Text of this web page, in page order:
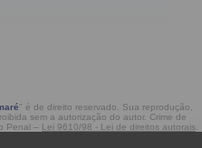
" é de direito reservado. Sua reprodução,
sem a autorização do autor. Crime de
Penal – Lei 9610/98 - Lei de direitos autorais